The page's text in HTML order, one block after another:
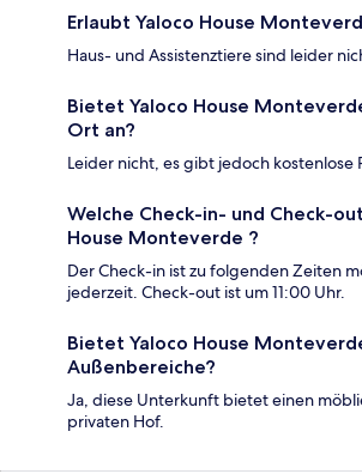
Erlaubt Yaloco House
Haus- und Assistenztiere sind leider
Bietet Yaloco House
Ort an?
Leider nicht, es gibt jedoch kostenlose
Welche Check-in- und Check-
House Monteverde ?
Der Check-in ist zu folgenden Zeiten
jederzeit. Check-out ist um 11:00 Uhr.
Bietet Yaloco House
Außenbereiche?
Ja, diese Unterkunft bietet einen
privaten Hof.